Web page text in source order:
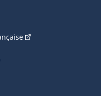
(Cet hyperlien
externe s'ouvrira
hyperlien externe
externe s'ouvrira dans une